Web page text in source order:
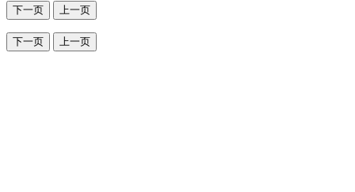
下一页 上一页
下一页 上一页